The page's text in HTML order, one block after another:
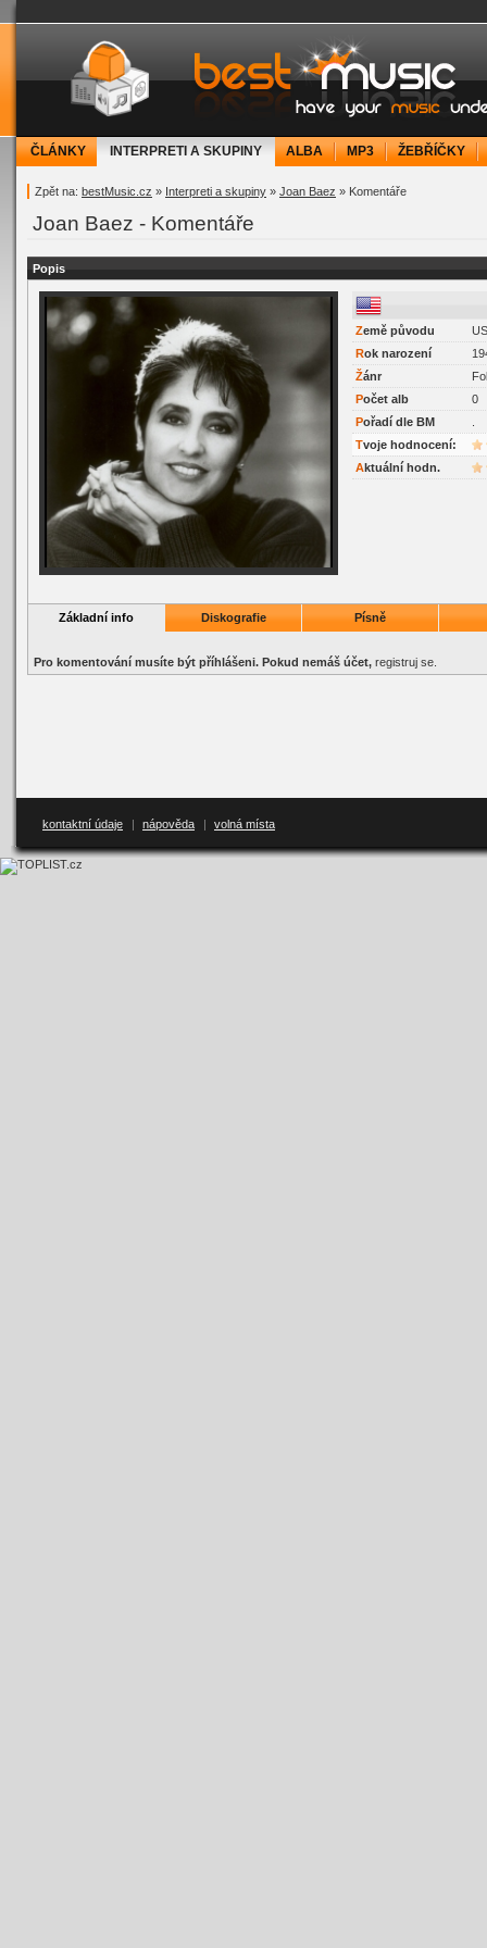
bestMusic.cz - Have your music under
ČLÁNKY INTERPRETI A SKUPINY ALBA MP3 ŽEBŘÍČKY
Zpět na: bestMusic.cz » Interpreti a skupiny » Joan Baez » Komentáře
Joan Baez - Komentáře
Popis
Země původu
Rok narození
Žánr
Počet alb
0
Pořadí dle BM
Tvoje hodnocení:
Aktuální hodn.
Základní info Diskografie Písně
Pro komentování musíte být příhlášeni. Pokud nemáš účet, registruj se.
kontaktní údaje | nápověda | volná místa